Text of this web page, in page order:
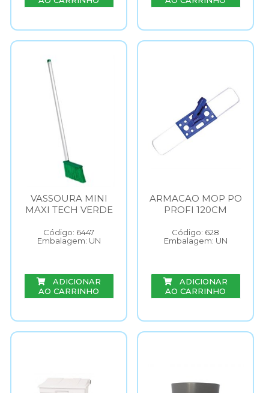
VASSOURA MINI
MAXI TECH VERDE
Código: 6447
Embalagem: UN
ADICIONAR
AO CARRINHO
ARMACAO MOP PO
PROFI 120CM
Código: 628
Embalagem: UN
ADICIONAR
AO CARRINHO